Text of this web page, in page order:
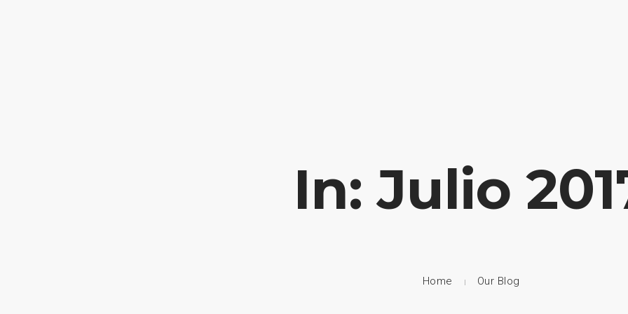
In: Julio
Home Our Blog